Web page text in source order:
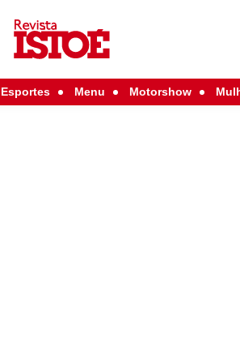
Esportes Menu Motorshow